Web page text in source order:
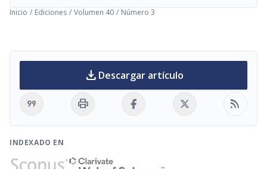
Inicio / Ediciones / Volumen 40 / Número 3
download Descargar artículo
format_quote print rss_feed
INDEXADO EN